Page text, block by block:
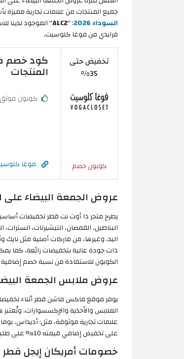
جميع المنتجات من علامات تجارية مميزة
السوداء 2026
: "
ALC2
فرايدي من فوغا كلوسيت.
تخفيض حتى
35%
كوبون خصم
المنتجات
كوبون موثق
فوغا
عروض الجمعة البيضاء
البناطيل، القمصان، التيشيرتات،
اليد، وغيرها، من ماركات أصلية مثل
ذات جودة عالية بتخفيضات رائعة، كما
الكوبون للاستفادة من نسبة خصم إضافية 15% على أول طلب لك من المتجر.
عروض ملابس الجمعة البيضاء 2026 من ماكس
الملابس والأحذية والإكسسوارات،
علامات تجارية موثوقة، مثل: أديداس،
على تخفيض إضافي قيمته 10% على طلبك من موقع الكوبون.
خصومات أمريكان إيجل قطر